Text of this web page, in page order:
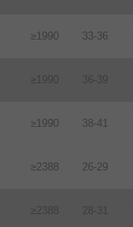
≥1990 33-36
≥1990 36-39
≥1990 38-41
≥2388 26-29
≥2388 28-31